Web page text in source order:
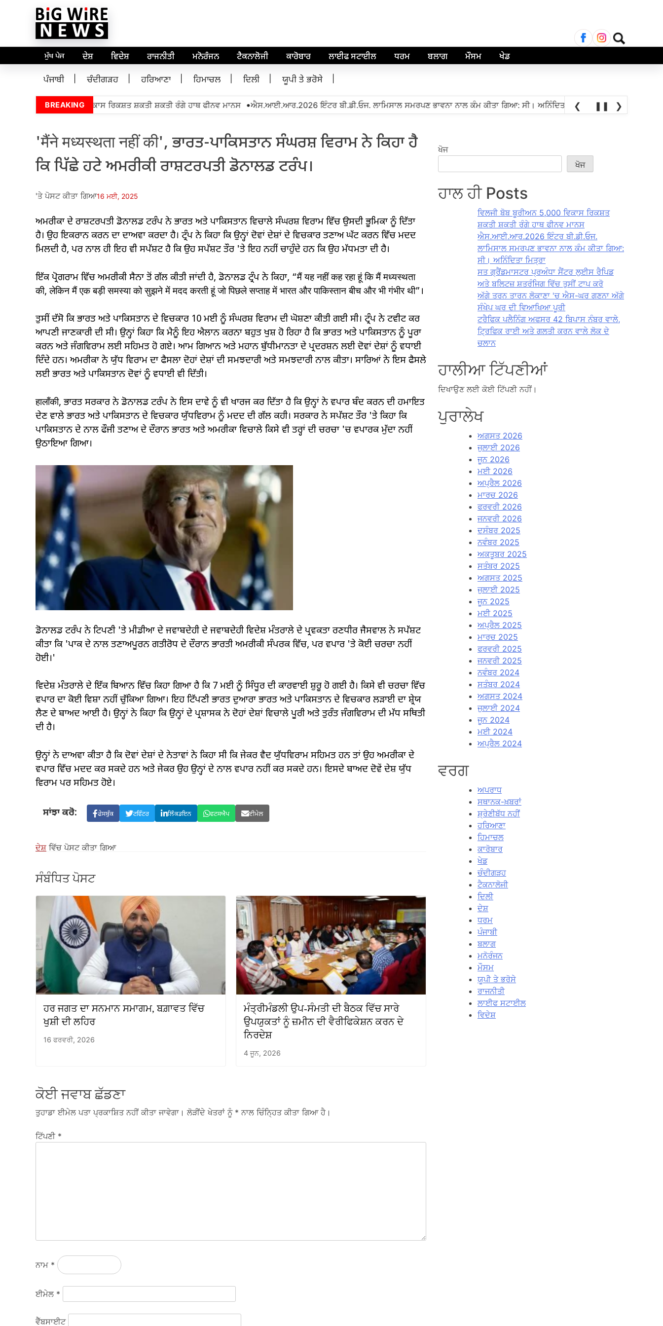
ਲਈ
ਖੋਜ:
ਮੁੱਖ ਪੇਜ ਦੇਸ਼ ਵਿਦੇਸ਼ ਰਾਜਨੀਤੀ ਮਨੋਰੰਜਨ ਟੈਕਨਾਲੋਜੀ ਕਾਰੋਬਾਰ ਲਾਈਫ ਸਟਾਈਲ ਧਰਮ ਬਲਾਗ ਮੌਸਮ ਖੇਡ
ਪੰਜਾਬੀ ਚੰਦੀਗੜਹ ਹਰਿਆਣਾ ਹਿਮਾਚਲ ਦਿਲੀ ਯੂਪੀ ਤੇ ਭਰੋਸੇ
BREAKING
ਬੋਬ ਬੂਰੀਅਨ 5,000 ਵਿਕਾਸ ਰਿਕਸ਼ਤ ਸ਼ਕਤੀ ਸ਼ਕਤੀ ਰੰਗੇ ਹਾਥ ਫੀਨਵ ਮਾਨਸ •ਐਸ.ਆਈ.ਆਰ.2026 ਇੰਟਰ ਬੀ.ਡੀ.ਓਜ. ਲਾਮਿਸਾਲ ਸਮਰਪਣ ਭਾਵਨਾ ਨਾਲ ਕੰਮ ਕੀਤਾ ਗਿਆ: ਸੀ। ਅਨਿੰਦਿਤਾ ਮਿਤ੍ਰਾ ਸਤ ਗ੍ਰੈਂਡਮਾਸਟਰ
❮ ❚❚ ❯
'मैंने मध्यस्थता नहीं की', ਭਾਰਤ-ਪਾਕਿਸਤਾਨ ਸੰਘਰਸ਼ ਵਿਰਾਮ ਨੇ ਕਿਹਾ ਹੈ
ਕਿ ਪਿੱਛੇ ਹਟੇ ਅਮਰੀਕੀ ਰਾਸ਼ਟਰਪਤੀ ਡੋਨਾਲਡ ਟਰੰਪ।
'ਤੇ ਪੋਸਟ ਕੀਤਾ ਗਿਆ16 ਮਈ, 2025
ਅਮਰੀਕਾ ਦੇ ਰਾਸ਼ਟਰਪਤੀ ਡੋਨਾਲਡ ਟਰੰਪ ਨੇ ਭਾਰਤ ਅਤੇ ਪਾਕਿਸਤਾਨ ਵਿਚਾਲੇ ਸੰਘਰਸ਼ ਵਿਰਾਮ ਵਿੱਚ ਉਸਦੀ ਭੂਮਿਕਾ ਨੂੰ ਦਿੱਤਾ
ਹੈ। ਉਹ ਇਕਰਾਨ ਕਰਨ ਦਾ ਦਾਅਵਾ ਕਰਦਾ ਹੈ। ਟ੍ਰੰਪ ਨੇ ਕਿਹਾ ਕਿ ਉਨ੍ਹਾਂ ਦੋਵਾਂ ਦੇਸ਼ਾਂ ਦੇ ਵਿਚਕਾਰ ਤਣਾਅ ਘੱਟ ਕਰਨ ਵਿੱਚ ਮਦਦ
ਮਿਲਦੀ ਹੈ, ਪਰ ਨਾਲ ਹੀ ਇਹ ਵੀ ਸਪੱਸ਼ਟ ਹੈ ਕਿ ਉਹ ਸਪੱਸ਼ਟ ਤੌਰ 'ਤੇ ਇਹ ਨਹੀਂ ਚਾਹੁੰਦੇ ਹਨ ਕਿ ਉਹ ਮੱਧਮਤਾ ਦੀ ਹੈ।
ਇੱਕ ਪ੍ਰੋਗਰਾਮ ਵਿੱਚ ਅਮਰੀਕੀ ਸੈਨਾ ਤੋਂ ਗੱਲ ਕੀਤੀ ਜਾਂਦੀ ਹੈ, ਡੋਨਾਲਡ ਟ੍ਰੰਪ ਨੇ ਕਿਹਾ, “मैं यह नहीं कह रहा हूं कि मैं मध्यस्थता
की, लेकिन मैं एक बड़ी समस्या को सुझने में मदद करती हूं जो पिछले सप्ताह में भारत और पाकिस्तान बीच और भी गंभीर थी”।
ਤੁਸੀਂ ਦੱਸੋ ਕਿ ਭਾਰਤ ਅਤੇ ਪਾਕਿਸਤਾਨ ਦੇ ਵਿਚਕਾਰ 10 ਮਈ ਨੂੰ ਸੰਘਰਸ਼ ਵਿਰਾਮ ਦੀ ਘੋਸ਼ਣਾ ਕੀਤੀ ਗਈ ਸੀ। ਟ੍ਰੰਪ ਨੇ ਟਵੀਟ ਕਰ
ਆਪਣੀ ਜਾਣਕਾਰੀ ਦੀ ਸੀ। ਉਨ੍ਹਾਂ ਕਿਹਾ ਕਿ ਮੈਨੂੰ ਇਹ ਐਲਾਨ ਕਰਨਾ ਬਹੁਤ ਖੁਸ਼ ਹੋ ਰਿਹਾ ਹੈ ਕਿ ਭਾਰਤ ਅਤੇ ਪਾਕਿਸਤਾਨ ਨੂੰ ਪੂਰਾ
ਕਰਨ ਅਤੇ ਜੰਗਵਿਰਾਮ ਲਈ ਸਹਿਮਤ ਹੋ ਗਏ। ਆਮ ਗਿਆਨ ਅਤੇ ਮਹਾਨ ਬੁੱਧੀਮਾਨਤਾ ਦੇ ਪ੍ਰਦਰਸ਼ਨ ਲਈ ਦੋਵਾਂ ਦੇਸ਼ਾਂ ਨੂੰ ਵਧਾਈ
ਦਿੰਦੇ ਹਨ। ਅਮਰੀਕਾ ਨੇ ਯੁੱਧ ਵਿਰਾਮ ਦਾ ਫੈਸਲਾ ਦੋਹਾਂ ਦੇਸ਼ਾਂ ਦੀ ਸਮਝਦਾਰੀ ਅਤੇ ਸਮਝਦਾਰੀ ਨਾਲ ਕੀਤਾ। ਸਾਰਿਆਂ ਨੇ ਇਸ ਫੈਸਲੇ
ਲਈ ਭਾਰਤ ਅਤੇ ਪਾਕਿਸਤਾਨ ਦੋਵਾਂ ਨੂੰ ਵਧਾਈ ਵੀ ਦਿੱਤੀ।
हालाँकी, ਭਾਰਤ ਸਰਕਾਰ ਨੇ ਡੋਨਾਲਡ ਟਰੰਪ ਨੇ ਇਸ ਦਾਵੇ ਨੂੰ ਵੀ ਖਾਰਜ ਕਰ ਦਿੱਤਾ ਹੈ ਕਿ ਉਨ੍ਹਾਂ ਨੇ ਵਪਾਰ ਬੰਦ ਕਰਨ ਦੀ ਹਮਾਇਤ
ਦੇਣ ਵਾਲੇ ਭਾਰਤ ਅਤੇ ਪਾਕਿਸਤਾਨ ਦੇ ਵਿਚਕਾਰ ਯੁੱਧਵਿਰਾਮ ਨੂੰ ਮਦਦ ਦੀ ਗੱਲ ਕਹੀ। ਸਰਕਾਰ ਨੇ ਸਪੱਸ਼ਟ ਤੌਰ 'ਤੇ ਕਿਹਾ ਕਿ
ਪਾਕਿਸਤਾਨ ਦੇ ਨਾਲ ਫੌਜੀ ਤਣਾਅ ਦੇ ਦੌਰਾਨ ਭਾਰਤ ਅਤੇ ਅਮਰੀਕਾ ਵਿਚਾਲੇ ਕਿਸੇ ਵੀ ਤਰ੍ਹਾਂ ਦੀ ਚਰਚਾ 'ਚ ਵਪਾਰਕ ਮੁੱਦਾ ਨਹੀਂ
ਉਠਾਇਆ ਗਿਆ।
ਡੋਨਾਲਡ ਟਰੰਪ ਨੇ ਟਿਪਣੀ 'ਤੇ ਮੀਡੀਆ ਦੇ ਜਵਾਬਦੇਹੀ ਦੇ ਜਵਾਬਦੇਹੀ ਵਿਦੇਸ਼ ਮੰਤਰਾਲੇ ਦੇ ਪ੍ਰਵਕਤਾ ਰਣਧੀਰ ਜੈਸਵਾਲ ਨੇ ਸਪੱਸ਼ਟ
ਕੀਤਾ ਕਿ 'ਪਾਕ ਦੇ ਨਾਲ ਤਣਾਅਪੂਰਨ ਗਤੀਰੋਧ ਦੇ ਦੌਰਾਨ ਭਾਰਤੀ ਅਮਰੀਕੀ ਸੰਪਰਕ ਵਿੱਚ, ਪਰ ਵਪਾਰ 'ਤੇ ਕੋਈ ਚਰਚਾ ਨਹੀਂ
ਹੋਈ।'
ਵਿਦੇਸ਼ ਮੰਤਰਾਲੇ ਦੇ ਇੱਕ ਬਿਆਨ ਵਿੱਚ ਕਿਹਾ ਗਿਆ ਹੈ ਕਿ 7 ਮਈ ਨੂੰ ਸਿੰਧੂਰ ਦੀ ਕਾਰਵਾਈ ਸ਼ੁਰੂ ਹੋ ਗਈ ਹੈ। ਕਿਸੇ ਵੀ ਚਰਚਾ ਵਿੱਚ
ਵਪਾਰ ਦਾ ਕੋਈ ਵਿਸ਼ਾ ਨਹੀਂ ਚੁੱਕਿਆ ਗਿਆ। ਇਹ ਟਿੱਪਣੀ ਭਾਰਤ ਦੁਆਰਾ ਭਾਰਤ ਅਤੇ ਪਾਕਿਸਤਾਨ ਦੇ ਵਿਚਕਾਰ ਲੜਾਈ ਦਾ ਸ਼੍ਰੇਯ
ਲੈਣ ਦੇ ਬਾਅਦ ਆਈ ਹੈ। ਉਨ੍ਹਾਂ ਨੇ ਕਿਹਾ ਕਿ ਉਨ੍ਹਾਂ ਦੇ ਪ੍ਰਸ਼ਾਸਕ ਨੇ ਦੋਹਾਂ ਦੇਸ਼ਾਂ ਵਿਚਾਲੇ ਪੂਰੀ ਅਤੇ ਤੁਰੰਤ ਜੰਗਵਿਰਾਮ ਦੀ ਮੱਧ ਸਥਿਤੀ
ਦੀ ਹੈ।
ਉਨ੍ਹਾਂ ਨੇ ਦਾਅਵਾ ਕੀਤਾ ਹੈ ਕਿ ਦੋਵਾਂ ਦੇਸ਼ਾਂ ਦੇ ਨੇਤਾਵਾਂ ਨੇ ਕਿਹਾ ਸੀ ਕਿ ਜੇਕਰ ਵੈਦ ਯੁੱਧਵਿਰਾਮ ਸਹਿਮਤ ਹਨ ਤਾਂ ਉਹ ਅਮਰੀਕਾ ਦੇ
ਵਪਾਰ ਵਿੱਚ ਮਦਦ ਕਰ ਸਕਦੇ ਹਨ ਅਤੇ ਜੇਕਰ ਉਹ ਉਨ੍ਹਾਂ ਦੇ ਨਾਲ ਵਪਾਰ ਨਹੀਂ ਕਰ ਸਕਦੇ ਹਨ। ਇਸਦੇ ਬਾਅਦ ਦੋਵੇਂ ਦੇਸ਼ ਯੁੱਧ
ਵਿਰਾਮ ਪਰ ਸਹਿਮਤ ਹੋਏ।
ਸਾਂਝਾ ਕਰੋ: ਫੇਸਬੁੱਕ ਟਵਿੱਟਰ ਲਿੰਕਡਇਨ ਵਟਸਐਪ ਈਮੇਲ
ਦੇਸ਼ ਵਿੱਚ ਪੋਸਟ ਕੀਤਾ ਗਿਆ
ਸੰਬੰਧਿਤ ਪੋਸਟ
ਹਰ ਜਗਤ ਦਾ ਸਨਮਾਨ ਸਮਾਗਮ, ਬਗ਼ਾਵਤ ਵਿੱਚ
ਖੁਸ਼ੀ ਦੀ ਲਹਿਰ
16 ਫਰਵਰੀ, 2026
ਮੰਤ੍ਰੀਮੰਡਲੀ ਉਪ-ਸੰਮਤੀ ਦੀ ਬੈਠਕ ਵਿੱਚ ਸਾਰੇ
ਉਪਯੁਕਤਾਂ ਨੂੰ ਜ਼ਮੀਨ ਦੀ ਵੈਰੀਫਿਕੇਸ਼ਨ ਕਰਨ ਦੇ
ਨਿਰਦੇਸ਼
4 ਜੂਨ, 2026
ਕੋਈ ਜਵਾਬ ਛੱਡਣਾ
ਤੁਹਾਡਾ ਈਮੇਲ ਪਤਾ ਪ੍ਰਕਾਸ਼ਿਤ ਨਹੀਂ ਕੀਤਾ ਜਾਵੇਗਾ। ਲੋੜੀਂਦੇ ਖੇਤਰਾਂ ਨੂੰ * ਨਾਲ ਚਿੰਨ੍ਹਿਤ ਕੀਤਾ ਗਿਆ ਹੈ।
ਟਿੱਪਣੀ *
ਨਾਮ *
ਈਮੇਲ *
ਵੈੱਬਸਾਈਟ
ਖੋਜ
ਖੋਜ
ਹਾਲ ਹੀ Posts
ਵਿਲਜੀ ਬੋਬ ਬੂਰੀਅਨ 5,000 ਵਿਕਾਸ ਰਿਕਸ਼ਤ
ਸ਼ਕਤੀ ਸ਼ਕਤੀ ਰੰਗੇ ਹਾਥ ਫੀਨਵ ਮਾਨਸ
ਐਸ.ਆਈ.ਆਰ.2026 ਇੰਟਰ ਬੀ.ਡੀ.ਓਜ.
ਲਾਮਿਸਾਲ ਸਮਰਪਣ ਭਾਵਨਾ ਨਾਲ ਕੰਮ ਕੀਤਾ ਗਿਆ:
ਸੀ। ਅਨਿੰਦਿਤਾ ਮਿਤ੍ਰਾ
ਸਤ ਗ੍ਰੈਂਡਮਾਸਟਰ ਪ੍ਰਅੰਧਾ ਸੈਂਟਰ ਲੁਈਸ ਰੈਪਿਡ
ਅਤੇ ਬਲਿਟਜ਼ ਸ਼ਤਰੰਜਿਗ ਵਿੱਚ ਤੁਸੀਂ ਟਾਪ ਕਰੋ
ਅੱਗੇ ਤਰਨ ਤਾਰਨ ਲੋਕਾਣਾ 'ਚ ਐਸ-ਘਰ ਗਣਨਾ ਅੱਗੇ
ਸੰਖੇਪ ਘਰ ਦੀ ਵਿਆਖਿਆ ਪੂਰੀ
ਟਰੈਫਿਕ ਪਲੈਨਿੰਗ ਅਫਸਰ 42 ਬਿਪਾਸ ਨੰਬਰ ਵਾਲੇ,
ਟ੍ਰਿਫਿਕ ਰਾਈ ਅਤੇ ਗਲਤੀ ਕਰਨ ਵਾਲੇ ਲੋਕ ਦੇ
ਚਲਾਨ
ਹਾਲੀਆ ਟਿੱਪਣੀਆਂ
ਦਿਖਾਉਣ ਲਈ ਕੋਈ ਟਿੱਪਣੀ ਨਹੀਂ।
ਪੁਰਾਲੇਖ
ਅਗਸਤ 2026
ਜੁਲਾਈ 2026
ਜੂਨ 2026
ਮਈ 2026
ਅਪ੍ਰੈਲ 2026
ਮਾਰਚ 2026
ਫਰਵਰੀ 2026
ਜਨਵਰੀ 2026
ਦਸੰਬਰ 2025
ਨਵੰਬਰ 2025
ਅਕਤੂਬਰ 2025
ਸਤੰਬਰ 2025
ਅਗਸਤ 2025
ਜੁਲਾਈ 2025
ਜੂਨ 2025
ਮਈ 2025
ਅਪ੍ਰੈਲ 2025
ਮਾਰਚ 2025
ਫਰਵਰੀ 2025
ਜਨਵਰੀ 2025
ਨਵੰਬਰ 2024
ਸਤੰਬਰ 2024
ਅਗਸਤ 2024
ਜੁਲਾਈ 2024
ਜੂਨ 2024
ਮਈ 2024
ਅਪ੍ਰੈਲ 2024
ਵਰਗ
ਅਪਰਾਧ
ਸਥਾਨਕ-ਖ਼ਬਰਾਂ
ਸ਼੍ਰੇਣੀਬੱਧ ਨਹੀਂ
ਹਰਿਆਣਾ
ਹਿਮਾਚਲ
ਕਾਰੋਬਾਰ
ਖੇਡ
ਚੰਦੀਗੜਹ
ਟੈਕਨਾਲੋਜੀ
ਦਿਲੀ
ਦੇਸ਼
ਧਰਮ
ਪੰਜਾਬੀ
ਬਲਾਗ
ਮਨੋਰੰਜਨ
ਮੌਸਮ
ਯੂਪੀ ਤੇ ਭਰੋਸੇ
ਰਾਜਨੀਤੀ
ਲਾਈਫ ਸਟਾਈਲ
ਵਿਦੇਸ਼